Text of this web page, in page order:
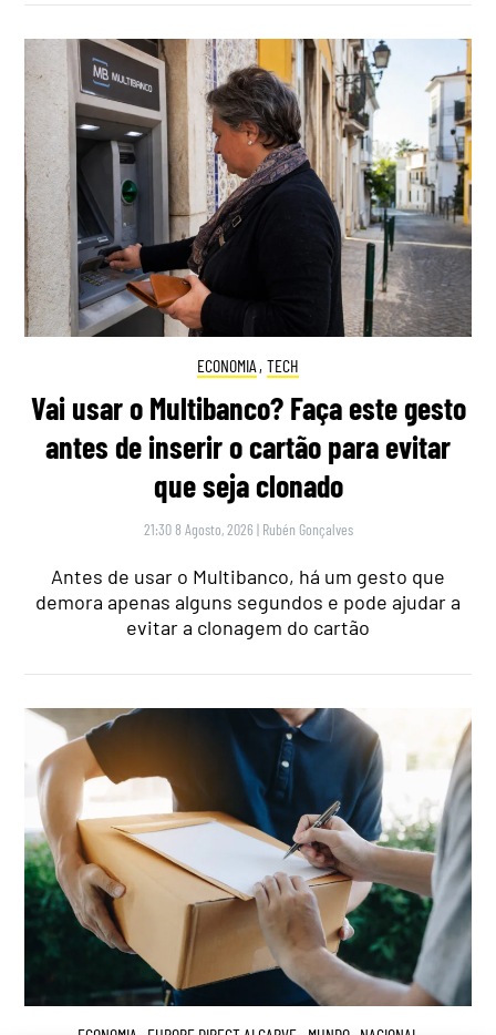
ECONOMIA , TECH
Vai usar o Multibanco? Faça este gesto
antes de inserir o cartão para evitar
que seja clonado
21:30 8 Agosto, 2026 | Rubén Gonçalves
Antes de usar o Multibanco, há um gesto que
demora apenas alguns segundos e pode ajudar a
evitar a clonagem do cartão